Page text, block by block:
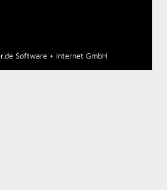
Software + Internet GmbH